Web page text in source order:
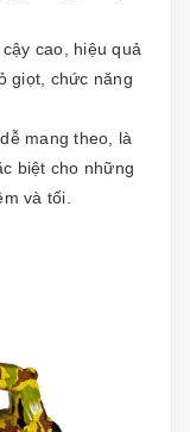
cao, hiệu quả
giọt, chức năng
mang theo, là
biệt cho những
và tối.